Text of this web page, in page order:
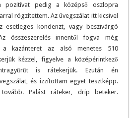
pozitívat pedig a középső oszlopra
rögzítettem. Az üvegszálat itt kicsivel
esetleges kondenzt, vagy beszivárgó
összeszerelés innentől fogva még
a kazánteret az alsó menetes 510
kézzel, figyelve a középérintkező
is rátekerjük. Ezután én
és izzítottam egyet tesztképp.
Palást ráteker, drip beteker.